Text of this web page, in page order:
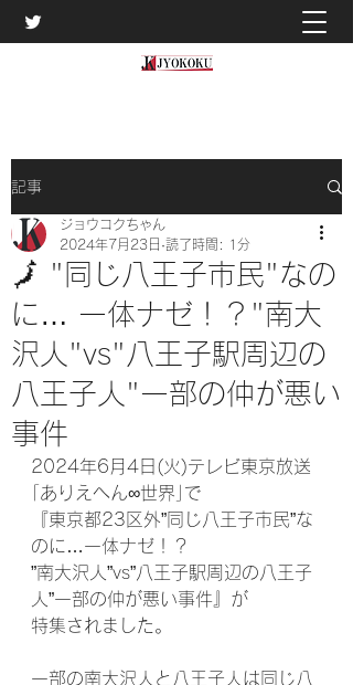
記事
🗾 "同じ八王子市民"なの
に… 一体ナゼ！？"南大
沢人"vs"八王子駅周辺の
八王子人"一部の仲が悪い
事件
ジョウコクちゃん
2024年7月23日 読了時間: 1分
2024年6月4日(火)テレビ東京放送
｢ありえへん∞世界｣で
『東京都23区外”同じ八王子市民”な
のに…一体ナゼ！？
”南大沢人”vs”八王子駅周辺の八王子
人”一部の仲が悪い事件』が
特集されました。
一部の南大沢人と八王子人は同じ八